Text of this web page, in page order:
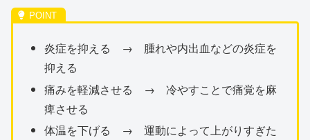
炎症を抑える → 腫れや内出血などの炎症を
抑える
痛みを軽減させる → 冷やすことで痛覚を麻
痺させる
体温を下げる → 運動によって上がりすぎた